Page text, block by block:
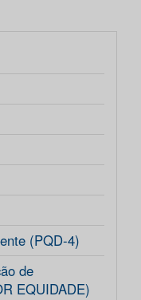
(PQD-4)
de
EQUIDADE)